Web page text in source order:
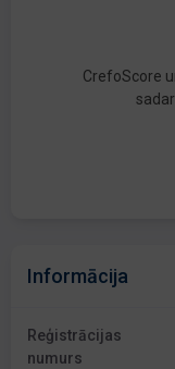
CrefoScore
Informācija
Reģistrācijas
numurs